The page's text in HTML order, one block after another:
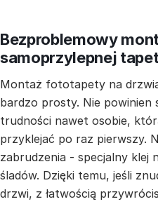
Bezproblemowy
samoprzylepnej
Montaż fototapety na
bardzo prosty. Nie powinien
trudności nawet osobie,
przyklejać po raz pierwszy.
zabrudzenia - specjalny klej
śladów. Dzięki temu, jeśli
drzwi, z łatwością